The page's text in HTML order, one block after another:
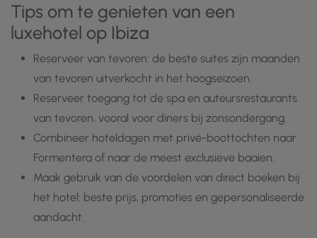
Tips om te genieten van een
luxehotel op Ibiza
Reserveer van tevoren: de beste suites zijn maanden
van tevoren uitverkocht in het hoogseizoen.
Reserveer toegang tot de spa en auteursrestaurants
van tevoren, vooral voor diners bij zonsondergang.
Combineer hoteldagen met privé-boottochten naar
Formentera of naar de meest exclusieve baaien.
Maak gebruik van de voordelen van direct boeken bij
het hotel: beste prijs, promoties en gepersonaliseerde
aandacht.